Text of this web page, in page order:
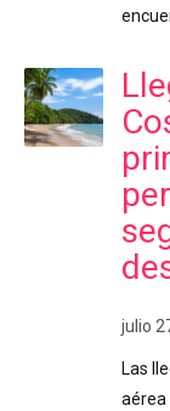
julio
Las
aérea